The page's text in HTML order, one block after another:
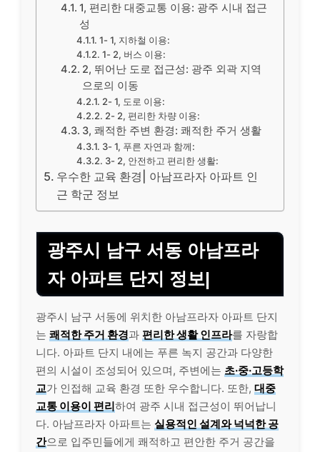
1, 편리한 대중교통 이용: 광주 시내 접근
성
1- 1, 지하철 이용:
1- 2, 버스 이용:
2, 뛰어난 도로 접근성: 광주 외곽 지역
으로의 이동
2- 1, 도로 이용:
2- 2, 편리한 차량 이용:
3, 쾌적한 주변 환경: 쾌적한 주거 생활
3- 1, 푸른 자연과 함께:
3- 2, 안전하고 편리한 생활:
우수한 교육 환경| 아남프라자 아파트 인
근 학군 정보
광주시 남구 서동 아남프라
자 아파트 단지 정보|
광주시 남구 서동에 위치한 아남프라자 아파트 단지
는 쾌적한 주거 환경과 편리한 생활 인프라를 자랑합
니다. 아파트 단지 내에는 푸른 녹지 공간과 다양한
편의 시설이 조성되어 있으며, 주변에는 초·중·고등학
교가 인접해 교육 환경 또한 우수합니다. 또한, 대중
교통 이용이 편리하여 광주 시내 접근성이 뛰어납니
다. 아남프라자 아파트는 실용적인 설계와 넉넉한 공
간으로 입주민들에게 쾌적하고 편안한 주거 공간을